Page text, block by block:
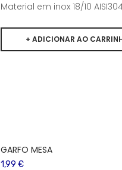
Material em inox 18/10
GARFO MESA
1,99 €